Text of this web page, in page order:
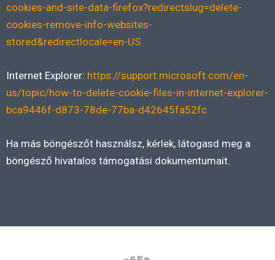
cookies-and-site-data-firefox?redirectslug=delete-
cookies-remove-info-websites-
stored&redirectlocale=en-US
Internet Explorer: https://support.microsoft.com/en-
us/topic/how-to-delete-cookie-files-in-internet-explorer-
bca9446f-d873-78de-77ba-d42645fa52fc
Ha más böngészőt használsz, kérlek, látogasd meg a
böngésző hivatalos támogatási dokumentumait.